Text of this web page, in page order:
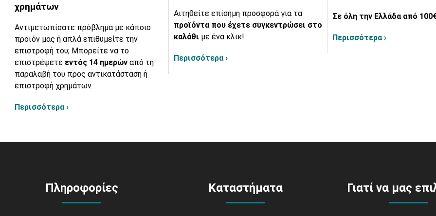
χρημάτων
Αντιμετωπίσατε πρόβλημα με κάποιο
προϊόν μας ή απλά επιθυμείτε την
επιστροφή του; Μπορείτε να το
επιστρέψετε εντός 14 ημερών από τη
παραλαβή του προς αντικατάσταση ή
επιστροφή χρημάτων.
Περισσότερα ›
Αιτηθείτε επίσημη προσφορά για τα
προϊόντα που έχετε συγκεντρώσει στο
καλάθι με ένα κλικ!
Περισσότερα ›
Σε όλη την Ελλάδα από
Περισσότερα ›
Πληροφορίες Καταστήματα Γιατί να μας